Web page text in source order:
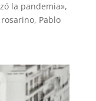
la pandemia»,
Pablo